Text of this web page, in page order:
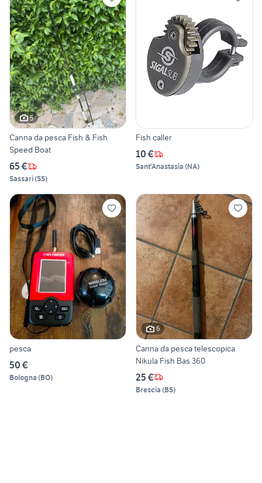
5
Canna da pesca Fish & Fish
Speed Boat
65 €
Sassari(SS)
Fish caller
10 €
Sant'Anastasia (NA)
pesca
50 €
Bologna (BO)
6
Canna da pesca telescopica
Nikula Fish Bas 360
25 €
Brescia (BS)